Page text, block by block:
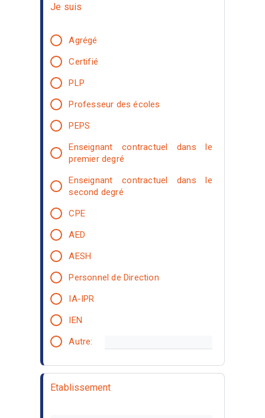
Je suis
Agrégé
Certifié
PLP
Professeur des écoles
PEPS
Enseignant contractuel dans le
premier degré
Enseignant contractuel dans le
second degré
CPE
AED
AESH
Personnel de Direction
IA-IPR
IEN
Autre:
Etablissement